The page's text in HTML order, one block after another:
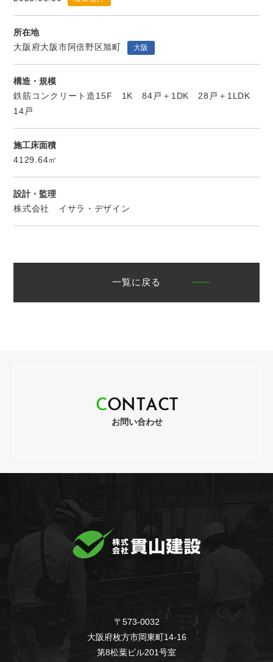
所在地
大阪府大阪市阿倍野区旭町
大阪
構造・規模
鉄筋コンクリート造15F 1K 84戸＋1DK 28戸＋1LDK
14戸
施工床面積
4129.64㎡
設計・監理
株式会社 イサラ・デザイン
一覧に戻る
CON T AC T
お問い合わせ
〒573-0032
大阪府枚方市岡東町14-16
第8松葉ビル201号室